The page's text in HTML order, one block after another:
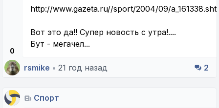
0
http://www.gazeta.ru//sport/2004/09/
Вот это да!! Супер новость с утра!....
Бут - мегачел...
rsmike • 21 год назад 2
Спорт